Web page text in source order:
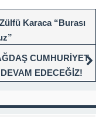
Karaca “Burası
CUMHURİYET
EDECEĞİZ!